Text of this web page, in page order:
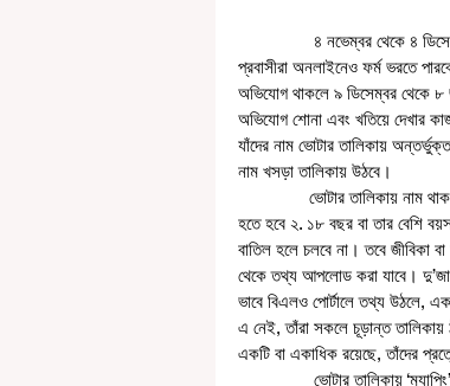
প্রবাসীরা অনলাইনেও ফর্ম ভরতে
অভিযোগ থাকলে ৯ ডিসেম্বর থেকে ৮
অভিযোগ শোনা এবং খতিয়ে দেখার
যাঁদের নাম ভোটার তালিকায়
নাম খসড়া তালিকায় উঠবে।
হতে হবে ২. ১৮ বছর বা তার বেশি
বাতিল হলে চলবে না। তবে জীবিকা
থেকে তথ্য আপলোড করা যাবে।
ভাবে বিএলও পোর্টালে তথ্য উঠলে,
এ নেই, তাঁরা সকলে চূড়ান্ত তালিকায়
একটি বা একাধিক রয়েছে, তাঁদের